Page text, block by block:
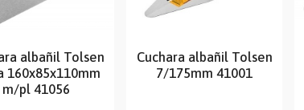
albañil Tolsen
160x85x110mm
m/pl 41056
Cuchara albañil Tolsen
7/175mm 41001